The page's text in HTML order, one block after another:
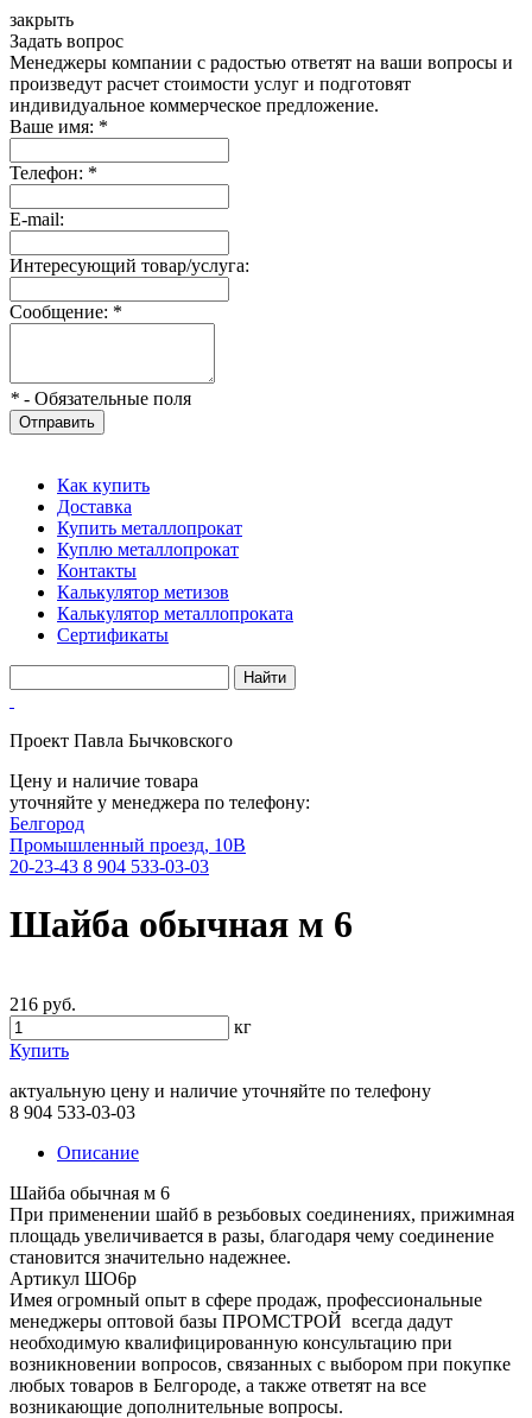
закрыть
Задать вопрос
Менеджеры компании с радостью ответят на ваши вопросы и
произведут расчет стоимости услуг и подготовят
индивидуальное коммерческое предложение.
Ваше имя: *
Телефон: *
E-mail:
Интересующий товар/услуга:
Сообщение: *
* - Обязательные поля
Отправить
Как купить
Доставка
Купить металлопрокат
Куплю металлопрокат
Контакты
Калькулятор метизов
Калькулятор металлопроката
Сертификаты
Проект Павла Бычковского
Цену и наличие товара
уточняйте у менеджера по телефону:
Белгород
Промышленный проезд, 10В
20-23-43 8 904 533-03-03
Шайба обычная м 6
216 руб.
кг
Купить
актуальную цену и наличие уточняйте по телефону
8 904 533-03-03
Описание
Шайба обычная м 6
При применении шайб в резьбовых соединениях, прижимная
площадь увеличивается в разы, благодаря чему соединение
становится значительно надежнее.
Артикул ШО6р
Имея огромный опыт в сфере продаж, профессиональные
менеджеры оптовой базы ПРОМСТРОЙ всегда дадут
необходимую квалифицированную консультацию при
возникновении вопросов, связанных с выбором при покупке
любых товаров в Белгороде, а также ответят на все
возникающие дополнительные вопросы.